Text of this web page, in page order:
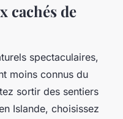
cachés de
spectaculaires,
moins connus du
sortir des sentiers
Islande, choisissez